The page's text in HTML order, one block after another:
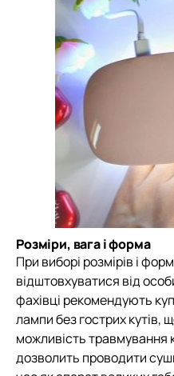
Розміри, вага і форма
При виборі розмірів і
відштовхуватися від
фахівці рекомендують
лампи без гострих кутів,
можливість травмування
дозволить проводити